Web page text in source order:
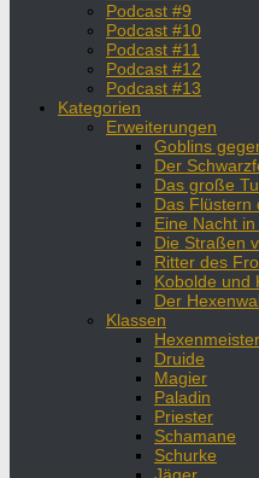
Podcast #9
Podcast #10
Podcast #11
Podcast #12
Podcast #13
Kategorien
Erweiterungen
Goblins
Der
Das große
Das Flüstern
Eine Nacht
Die Straßen
Ritter des
Kobolde und
Der
Klassen
Hexenmeister
Druide
Magier
Paladin
Priester
Schamane
Schurke